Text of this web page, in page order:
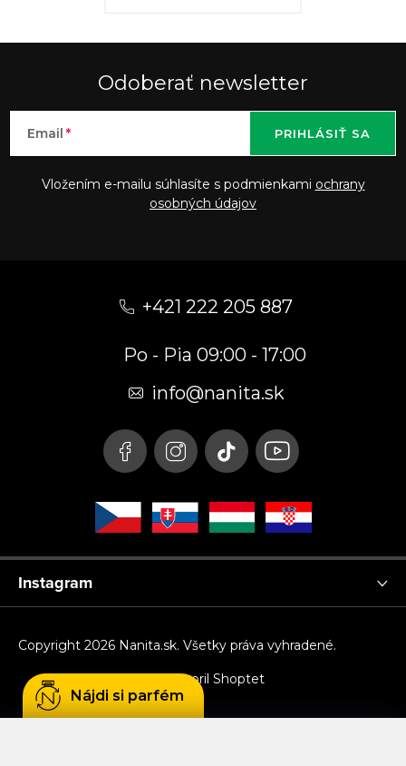
Odoberať newsletter
Email
Vložením e-mailu súhlasíte s podmienkami ochrany
osobných údajov
PRIHLÁSIŤ SA
+421 222 205 887
Po - Pia 09:00 - 17:00
info@nanita.sk
Instagram
Vytvoril Shoptet
Copyright 2026 Nanita.sk. Všetky práva vyhradené.
Nájdi si parfém